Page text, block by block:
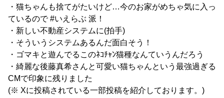
・猫ちゃんも捨てがたいけど…今のお家がめちゃ気に入っ
ているので #いえらぶ 派！
・新しい不動産システムに(拍手)
・そういうシステムあるんだ面白そう！
・ゴマキと遊んでるこのﾈｺﾁｬﾝ猫種なんていうんだろう
・綺麗な後藤真希さんと可愛い猫ちゃんという最強過ぎる
CMで印象に残りました
(※ Xに投稿されている一部投稿を紹介しております。)